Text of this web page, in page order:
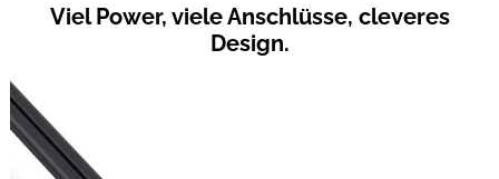
Viel Power, viele Anschlüsse, cleveres
Design.